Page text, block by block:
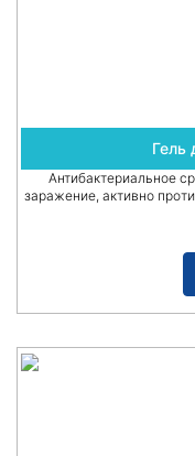
Гель
Антибактериальное
заражение, активно